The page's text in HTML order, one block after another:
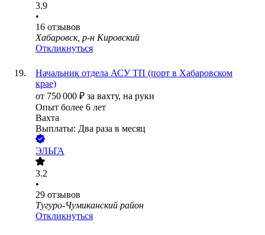
3.9
•
16 отзывов
Хабаровск, р-н Кировский
Откликнуться
Начальник отдела АСУ ТП (порт в Хабаровском
крае)
от 750 000 ₽ за вахту, на руки
Опыт более 6 лет
Вахта
Выплаты: Два раза в месяц
ЭЛЬГА
3.2
•
29 отзывов
Тугуро-Чумиканский район
Откликнуться